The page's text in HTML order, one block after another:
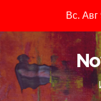
содержимому
Вс. Авг